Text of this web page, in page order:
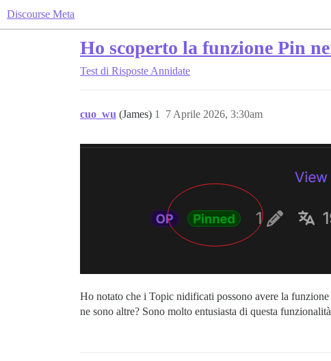
Discourse Meta
Ho scoperto la funzione Pin
Test di Risposte Annidate
cuo_wu (James) 7 Aprile 2026, 3:30am
1
Ho notato che i Topic nidificati possono avere la
ne sono altre? Sono molto entusiasta di questa